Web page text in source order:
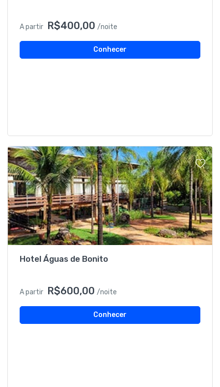
A partir R$400,00 /noite
Conhecer
Hotel Águas de Bonito
A partir R$600,00 /noite
Conhecer